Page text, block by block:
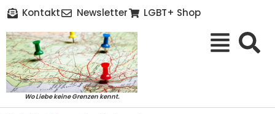
Kontakt Newsletter LGBT+ Shop
Wo Liebe keine Grenzen kennt.